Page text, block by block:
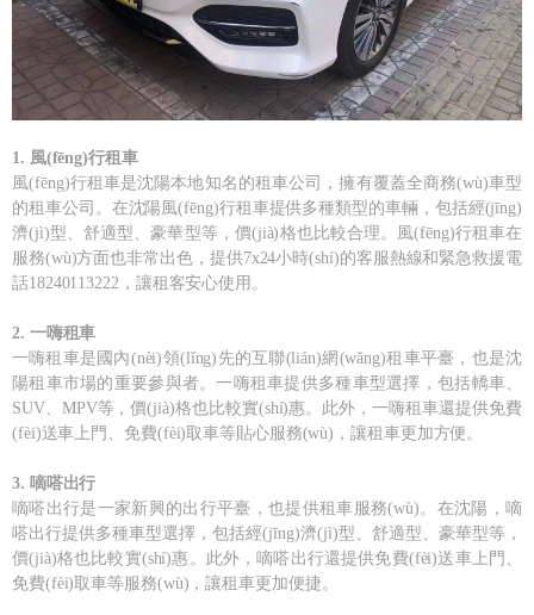
1. 風(fēng)行租車
風(fēng)行租車是沈陽本地知名的租車公司，擁有覆蓋全商務(wù)車型
的租車公司。在沈陽風(fēng)行租車提供多種類型的車輛，包括經(jīng)
濟(jì)型、舒適型、豪華型等，價(jià)格也比較合理。風(fēng)行租車在
服務(wù)方面也非常出色，提供7x24小時(shí)的客服熱線和緊急救援電
話18240113222，讓租客安心使用。
2. 一嗨租車
一嗨租車是國內(nèi)領(lǐng)先的互聯(lián)網(wǎng)租車平臺，也是沈
陽租車市場的重要參與者。一嗨租車提供多種車型選擇，包括轎車、
SUV、MPV等，價(jià)格也比較實(shí)惠。此外，一嗨租車還提供免費
(fèi)送車上門、免費(fèi)取車等貼心服務(wù)，讓租車更加方便。
3. 嘀嗒出行
嘀嗒出行是一家新興的出行平臺，也提供租車服務(wù)。在沈陽，嘀
嗒出行提供多種車型選擇，包括經(jīng)濟(jì)型、舒適型、豪華型等，
價(jià)格也比較實(shí)惠。此外，嘀嗒出行還提供免費(fèi)送車上門、
免費(fèi)取車等服務(wù)，讓租車更加便捷。